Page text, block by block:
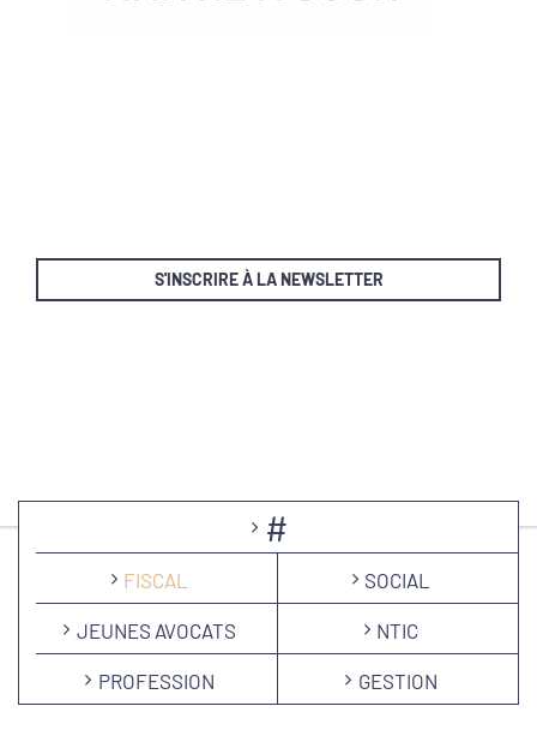
S'INSCRIRE À LA NEWSLETTER
#
FISCAL SOCIAL
JEUNES AVOCATS NTIC
PROFESSION GESTION